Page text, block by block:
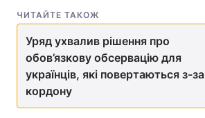
ЧИТАЙТЕ ТАКОЖ
Уряд ухвалив рішення про
обов’язкову обсервацію для
українців, які повертаються з-за
кордону